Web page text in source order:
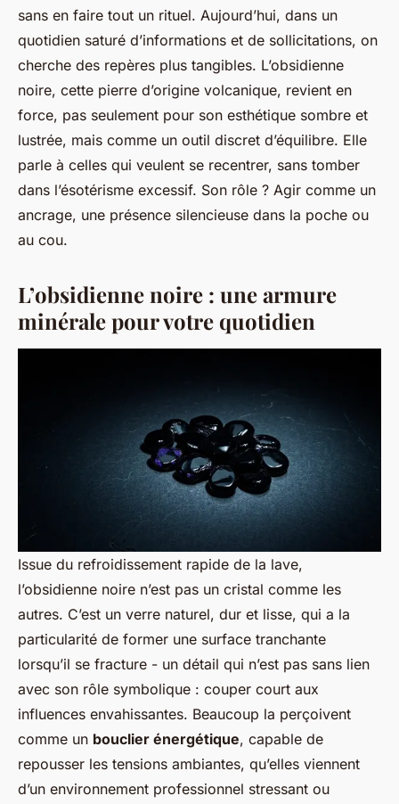
sans en faire tout un rituel. Aujourd’hui, dans un
quotidien saturé d’informations et de sollicitations, on
cherche des repères plus tangibles. L’obsidienne
noire, cette pierre d’origine volcanique, revient en
force, pas seulement pour son esthétique sombre et
lustrée, mais comme un outil discret d’équilibre. Elle
parle à celles qui veulent se recentrer, sans tomber
dans l’ésotérisme excessif. Son rôle ? Agir comme un
ancrage, une présence silencieuse dans la poche ou
au cou.
L’obsidienne noire : une armure
minérale pour votre quotidien
Issue du refroidissement rapide de la lave,
l’obsidienne noire n’est pas un cristal comme les
autres. C’est un verre naturel, dur et lisse, qui a la
particularité de former une surface tranchante
lorsqu’il se fracture - un détail qui n’est pas sans lien
avec son rôle symbolique : couper court aux
influences envahissantes. Beaucoup la perçoivent
comme un bouclier énergétique, capable de
repousser les tensions ambiantes, qu’elles viennent
d’un environnement professionnel stressant ou